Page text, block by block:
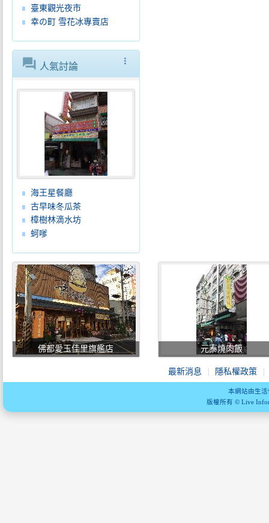
臺東觀光夜市
幸の町 雪花冰專賣店
more_vert
forum 人氣討論
海王星餐廳
古早味冬瓜茶
樟樹林滴水坊
蚵嗲
佛都愛玉佳里旗艦店 元泰燒肉飯
最新消息 隱私權政策
本網站由生
版權所有 © Live